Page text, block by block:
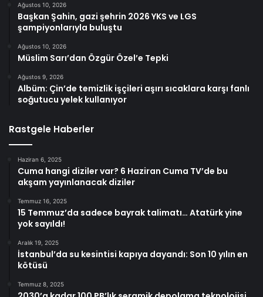
Ağustos 10, 2026
Başkan Şahin, gazi şehrin 2026 YKS ve LGS
şampiyonlarıyla buluştu
Ağustos 10, 2026
Müslim Sarı’dan Özgür Özel’e Tepki
Ağustos 9, 2026
Albüm: Çin’de temizlik işçileri aşırı sıcaklara karşı fanlı
soğutucu yelek kullanıyor
Rastgele Haberler
Haziran 6, 2025
Cuma hangi diziler var? 6 Haziran Cuma TV’de bu
akşam yayınlanacak diziler
Temmuz 16, 2025
15 Temmuz’da sadece bayrak talimatı… Atatürk yine
yok sayıldı!
Aralık 19, 2025
İstanbul’da su kesintisi kapıya dayandı: Son 10 yılın en
kötüsü
Temmuz 8, 2025